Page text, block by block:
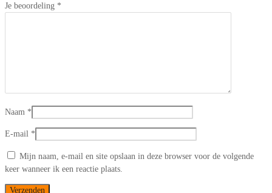
Je beoordeling *
Naam *
E-mail *
Mijn naam, e-mail en site opslaan in deze browser voor de volgende
keer wanneer ik een reactie plaats.